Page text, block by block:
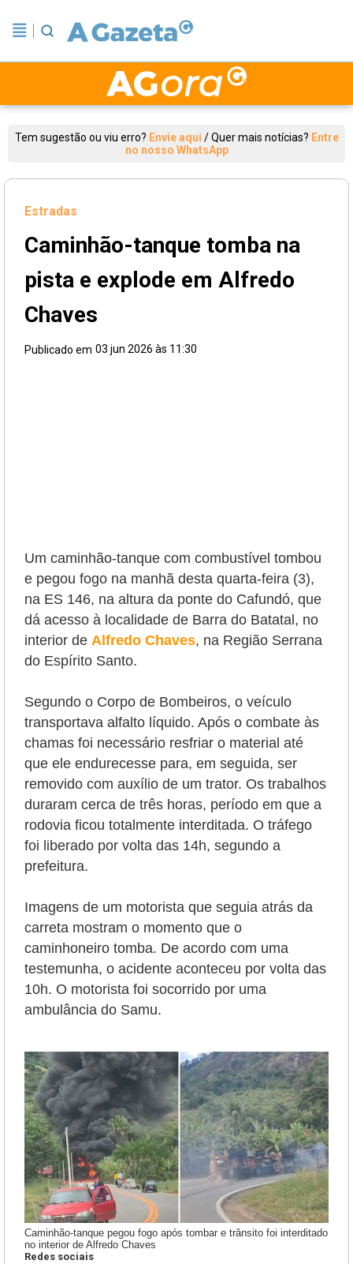
Tem sugestão ou viu erro? Envie aqui /Quer mais notícias? Entre
no nosso WhatsApp
Estradas
Caminhão-tanque tomba na
pista e explode em Alfredo
Chaves
Publicado em 03 jun 2026 às 11:30
Um caminhão-tanque com combustível tombou
e pegou fogo na manhã desta quarta-feira (3),
na ES 146, na altura da ponte do Cafundó, que
dá acesso à localidade de Barra do Batatal, no
interior de Alfredo Chaves, na Região Serrana
do Espírito Santo.
Segundo o Corpo de Bombeiros, o veículo
transportava alfalto líquido. Após o combate às
chamas foi necessário resfriar o material até
que ele endurecesse para, em seguida, ser
removido com auxílio de um trator. Os trabalhos
duraram cerca de três horas, período em que a
rodovia ficou totalmente interditada. O tráfego
foi liberado por volta das 14h, segundo a
prefeitura.
Imagens de um motorista que seguia atrás da
carreta mostram o momento que o
caminhoneiro tomba. De acordo com uma
testemunha, o acidente aconteceu por volta das
10h. O motorista foi socorrido por uma
ambulância do Samu.
Caminhão-tanque pegou fogo após tombar e trânsito foi interditado
no interior de Alfredo Chaves
Redes sociais